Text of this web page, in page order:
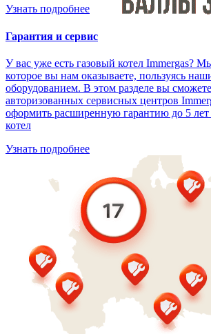
Узнать подробнее
Гарантия и сервис
У вас уже есть газовый котел Immergas?
которое вы нам оказываете, пользуясь
оборудованием. В этом разделе вы сможете
авторизованных сервисных центров
оформить расширенную гарантию до 5 лет
котел
Узнать подробнее